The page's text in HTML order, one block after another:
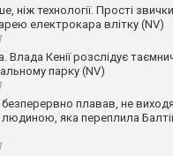
ніж технології. Прості
електрокара влітку (NV)
Влада Кенії розслідує
парку (NV)
плавав, не
яка переплила